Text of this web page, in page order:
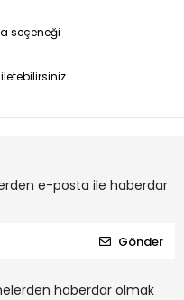
seçeneği
e-posta ile haberdar
Gönder
haberdar olmak